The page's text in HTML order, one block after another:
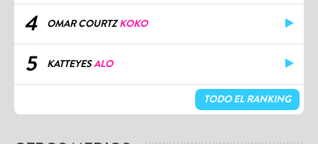
4 OMAR COURTZKOKO
5 KATTEYESALO
TODO EL RANKING